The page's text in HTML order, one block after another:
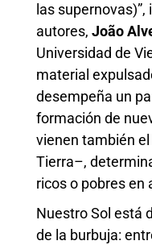
las
autores, João
Universidad de
material
desempeña un
formación de
vienen también
Tierra–,
ricos o pobres en
Nuestro Sol está
de la burbuja: